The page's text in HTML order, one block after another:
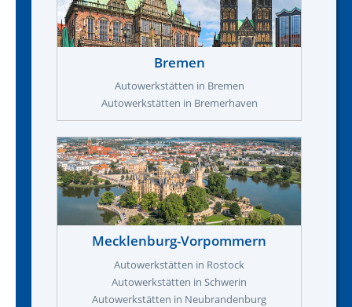
Bremen
Autowerkstätten in Bremen
Autowerkstätten in Bremerhaven
Mecklenburg-Vorpommern
Autowerkstätten in Rostock
Autowerkstätten in Schwerin
Autowerkstätten in Neubrandenburg